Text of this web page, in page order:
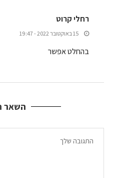
רחלי קרוט
15 באוקטובר 2022 - 19:47
בהחלט אפשר
השאר